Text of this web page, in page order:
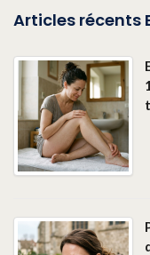
Articles récents